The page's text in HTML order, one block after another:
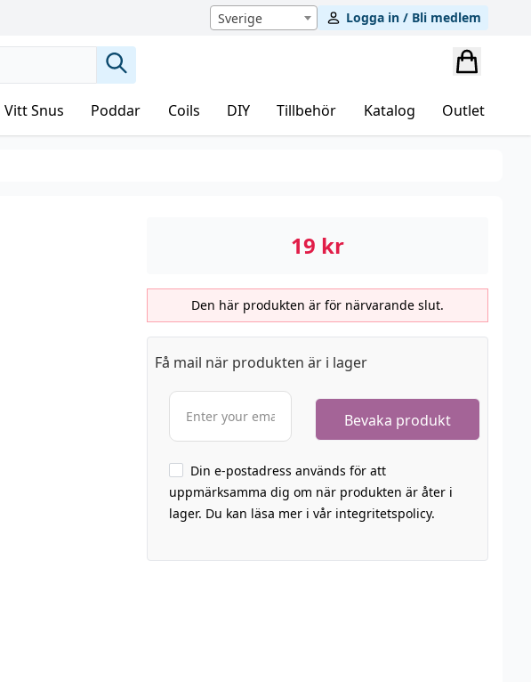
Sverige Logga in / Bli medlem
Vitt Snus Poddar Coils DIY Tillbehör Katalog Outlet
19 kr
Den här produkten är för närvarande slut.
Få mail när produkten är i lager
Din e-postadress används för att
uppmärksamma dig om när produkten är åter i
lager. Du kan läsa mer i vår integritetspolicy.